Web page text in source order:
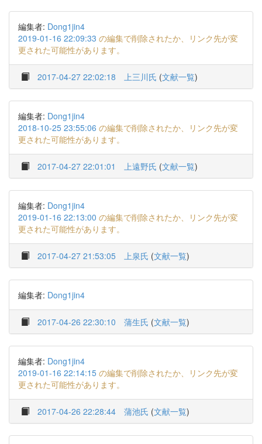
編集者: Dong1jin4
2019-01-16 22:09:33 の編集で削除されたか、リンク先が変
更された可能性があります。
2017-04-27 22:02:18 上三川氏 (文献一覧)
編集者: Dong1jin4
2018-10-25 23:55:06 の編集で削除されたか、リンク先が変
更された可能性があります。
2017-04-27 22:01:01 上遠野氏 (文献一覧)
編集者: Dong1jin4
2019-01-16 22:13:00 の編集で削除されたか、リンク先が変
更された可能性があります。
2017-04-27 21:53:05 上泉氏 (文献一覧)
編集者: Dong1jin4
2017-04-26 22:30:10 蒲生氏 (文献一覧)
編集者: Dong1jin4
2019-01-16 22:14:15 の編集で削除されたか、リンク先が変
更された可能性があります。
2017-04-26 22:28:44 蒲池氏 (文献一覧)